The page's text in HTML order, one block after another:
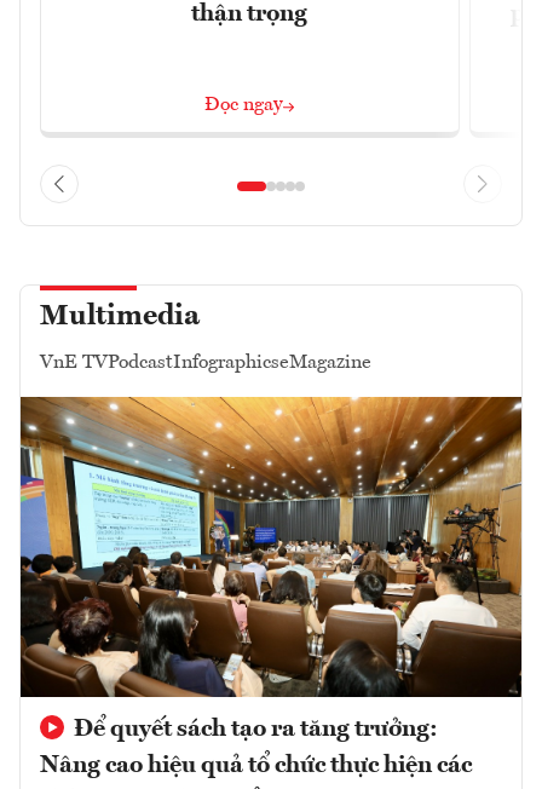
thận trọng
Đọc ngay
Multimedia
VnE TVPodcastInfographicseMagazine
Để quyết sách tạo ra tăng trưởng:
Nâng cao hiệu quả tổ chức thực hiện các